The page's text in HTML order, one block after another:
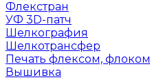
Флекстран
УФ 3D-патч
Шелкография
Шелкотрансфер
Печать флексом, флоком
Вышивка